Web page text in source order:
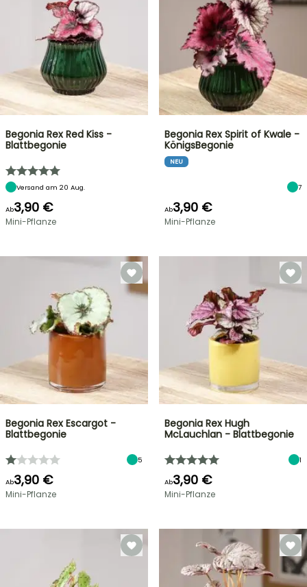
Begonia Rex Red Kiss -
Blattbegonie
Versand am 20 Aug.
Ab3,90 €
Mini-Pflanze
Begonia Rex Spirit of Kwale -
KönigsBegonie
NEU
7
Ab3,90 €
Mini-Pflanze
Begonia Rex Escargot -
Blattbegonie
5
Ab3,90 €
Mini-Pflanze
Begonia Rex Hugh
McLauchlan - Blattbegonie
1
Ab3,90 €
Mini-Pflanze